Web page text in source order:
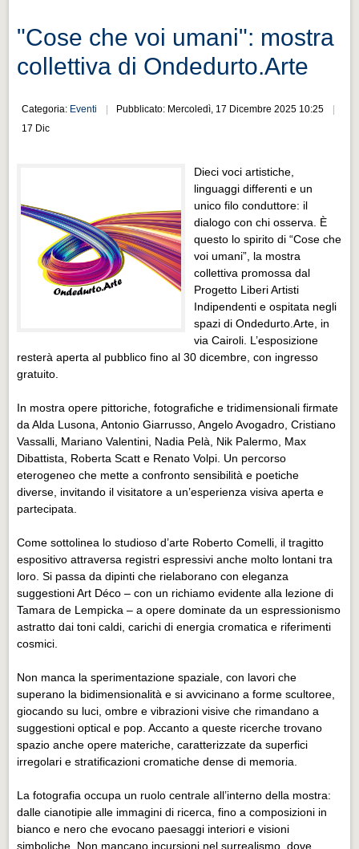
Guida turistica rapida
Musica e teatro
Distretto industriale
Muoversi a Vigevano
Cultura e turismo 4.0
Cultura e turismo 4.0
PROGETTI
PROGETTI
Progetti Aperti
Progetti Realizzati
EVENTI
EVENTI
Eventi Vigevano
Eventi Vigevano
Eventi Pavia
Eventi Pavia
"Cose che voi umani": mostra
collettiva di Ondedurto.Arte
Categoria: Eventi
Pubblicato: Mercoledì, 17 Dicembre 2025 10:25
17 Dic
Dieci voci artistiche,
linguaggi differenti e un
unico filo conduttore: il
dialogo con chi osserva. È
questo lo spirito di “Cose che
voi umani”, la mostra
collettiva promossa dal
Progetto Liberi Artisti
Indipendenti e ospitata negli
spazi di Ondedurto.Arte, in
via Cairoli. L’esposizione
resterà aperta al pubblico fino al 30 dicembre, con ingresso
gratuito.
In mostra opere pittoriche, fotografiche e tridimensionali firmate
da Alda Lusona, Antonio Giarrusso, Angelo Avogadro, Cristiano
Vassalli, Mariano Valentini, Nadia Pelà, Nik Palermo, Max
Dibattista, Roberta Scatt e Renato Volpi. Un percorso
eterogeneo che mette a confronto sensibilità e poetiche
diverse, invitando il visitatore a un’esperienza visiva aperta e
partecipata.
Come sottolinea lo studioso d’arte Roberto Comelli, il tragitto
espositivo attraversa registri espressivi anche molto lontani tra
loro. Si passa da dipinti che rielaborano con eleganza
suggestioni Art Déco – con un richiamo evidente alla lezione di
Tamara de Lempicka – a opere dominate da un espressionismo
astratto dai toni caldi, carichi di energia cromatica e riferimenti
cosmici.
Non manca la sperimentazione spaziale, con lavori che
superano la bidimensionalità e si avvicinano a forme scultoree,
giocando su luci, ombre e vibrazioni visive che rimandano a
suggestioni optical e pop. Accanto a queste ricerche trovano
spazio anche opere materiche, caratterizzate da superfici
irregolari e stratificazioni cromatiche dense di memoria.
La fotografia occupa un ruolo centrale all’interno della mostra:
dalle cianotipie alle immagini di ricerca, fino a composizioni in
bianco e nero che evocano paesaggi interiori e visioni
simboliche. Non mancano incursioni nel surrealismo, dove